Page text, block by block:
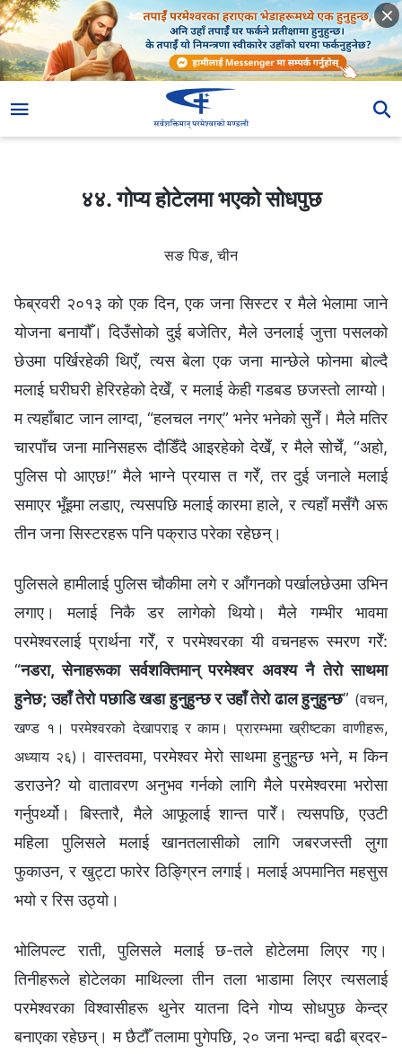
४४. गोप्य होटेलमा भएको सोधपुछ
सङ पिङ, चीन
फेब्रवरी २०१३ को एक दिन, एक जना सिस्टर र मैले भेलामा जाने
योजना बनायौँ। दिउँसोको दुई बजेतिर, मैले उनलाई जुत्ता पसलको
छेउमा पर्खिरहेकी थिएँ, त्यस बेला एक जना मान्छेले फोनमा बोल्दै
मलाई घरीघरी हेरिरहेको देखेँ, र मलाई केही गडबड छजस्तो लाग्यो।
म त्यहाँबाट जान लाग्दा, “हलचल नगर्” भनेर भनेको सुनेँ। मैले मतिर
चारपाँच जना मानिसहरू दौडिँदै आइरहेको देखेँ, र मैले सोचेँ, “अहो,
पुलिस पो आएछ!” मैले भाग्‍ने प्रयास त गरेँ, तर दुई जनाले मलाई
समाएर भूँइमा लडाए, त्यसपछि मलाई कारमा हाले, र त्यहाँ मसँगै अरू
तीन जना सिस्टरहरू पनि पक्राउ परेका रहेछन्।
पुलिसले हामीलाई पुलिस चौकीमा लगे र आँगनको पर्खालछेउमा उभिन
लगाए। मलाई निकै डर लागेको थियो। मैले गम्भीर भावमा
परमेश्‍वरलाई प्रार्थना गरेँ, र परमेश्‍वरका यी वचनहरू स्मरण गरेँ:
“नडरा, सेनाहरूका सर्वशक्तिमान्‌ परमेश्‍वर अवश्य नै तेरो साथमा
हुनेछ; उहाँ तेरो पछाडि खडा हुनुहुन्छ र उहाँ तेरो ढाल हुनुहुन्छ” (वचन,
खण्ड १। परमेश्‍वरको देखापराइ र काम। प्रारम्‍भमा ख्रीष्‍टका वाणीहरू,
अध्याय २६) । वास्तवमा, परमेश्‍वर मेरो साथमा हुनुहुन्छ भने, म किन
डराउने? यो वातावरण अनुभव गर्नको लागि मैले परमेश्‍वरमा भरोसा
गर्नुपर्थ्यो। बिस्तारै, मैले आफूलाई शान्त पारेँ। त्यसपछि, एउटी
महिला पुलिसले मलाई खानतलासीको लागि जबरजस्ती लुगा
फुकाउन, र खुट्टा फारेर ठिङ्ग्रिन लगाई। मलाई अपमानित महसुस
भयो र रिस उठ्यो।
भोलिपल्ट राती, पुलिसले मलाई छ-तले होटेलमा लिएर गए।
तिनीहरूले होटेलका माथिल्‍ला तीन तला भाडामा लिएर त्यसलाई
परमेश्‍वरका विश्‍वासीहरू थुनेर यातना दिने गोप्य सोधपुछ केन्द्र
बनाएका रहेछन्। म छैटौँ तलामा पुगेपछि, २० जना भन्दा बढी ब्रदर-